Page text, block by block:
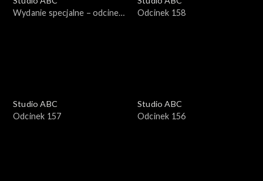
Wydanie specjalne – odcinek
Odcinek 158
Studio ABC
Odcinek 157
Studio ABC
Odcinek 156